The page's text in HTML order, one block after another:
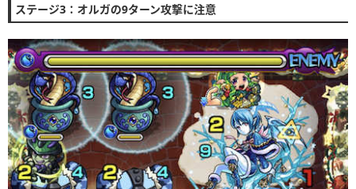
ステージ3：オルガの9ターン攻撃に注意